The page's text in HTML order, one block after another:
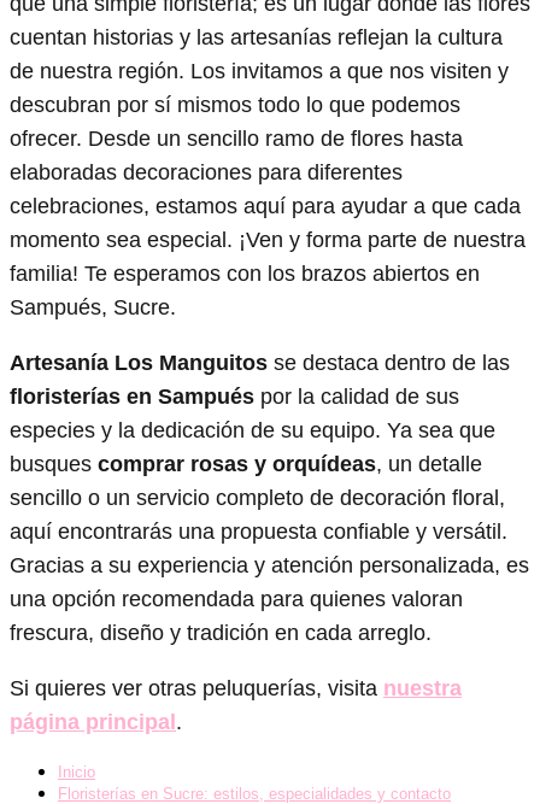
cuentan historias y las artesanías reflejan la cultura
de nuestra región. Los invitamos a que nos visiten y
descubran por sí mismos todo lo que podemos
ofrecer. Desde un sencillo ramo de flores hasta
elaboradas decoraciones para diferentes
celebraciones, estamos aquí para ayudar a que cada
momento sea especial. ¡Ven y forma parte de nuestra
familia! Te esperamos con los brazos abiertos en
Sampués, Sucre.
Artesanía Los Manguitos se destaca dentro de las
floristerías en Sampués por la calidad de sus
especies y la dedicación de su equipo. Ya sea que
busques comprar rosas y orquídeas, un detalle
sencillo o un servicio completo de decoración floral,
aquí encontrarás una propuesta confiable y versátil.
Gracias a su experiencia y atención personalizada, es
una opción recomendada para quienes valoran
frescura, diseño y tradición en cada arreglo.
Si quieres ver otras peluquerías, visita nuestra
página principal.
Inicio
Floristerías en Sucre: estilos, especialidades y contacto